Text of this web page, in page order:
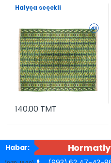
Halyça seçekli
140.00 TMT
Habar: